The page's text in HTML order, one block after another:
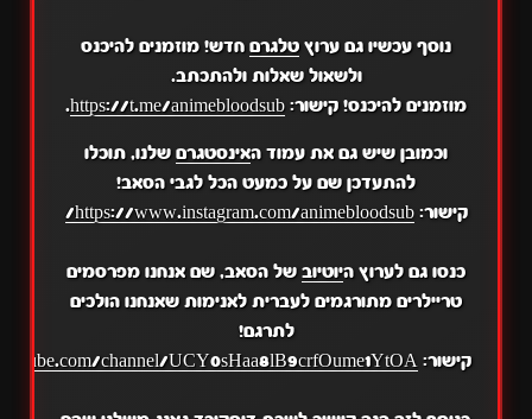
נוסף עכשיו גם ערוץטלגרםחדש! מוזמנים להיכנס
ולשאול שאלות ולהתכתב.
מוזמנים להיכנס! קישור: https://t.me/animebloodsub
.
וכמובן שיש גם את עמוד האינסטגרםשלנו, תוכלו
להתעדכן שם על כמעט הכל לגבי הסאב!
קישור:https://www.instagram.com/animebloodsub/
כנסו גם לערוץ היוטיובשל הסאב, שם אנחנו מפרסמים
טריילרים מתורגמים לעברית לאנימות שאנחנו הולכים
לתרגם!
קישור: channel/UCY0sHaa8lB9crfOume1YtOA